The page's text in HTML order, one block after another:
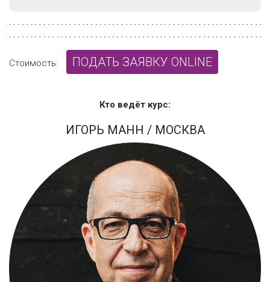
Стоимость: ПОДАТЬ ЗАЯВКУ ONLINE
Кто ведёт курс:
ИГОРЬ МАНН / МОСКВА